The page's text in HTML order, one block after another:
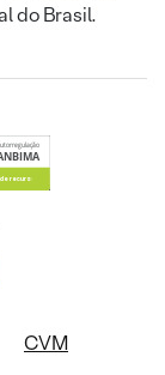
do Brasil.
CVM